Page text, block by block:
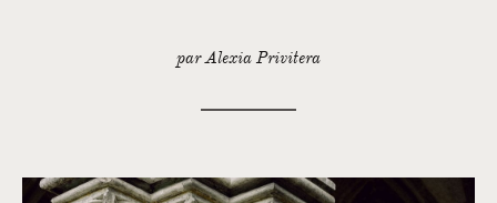
par Alexia Privitera